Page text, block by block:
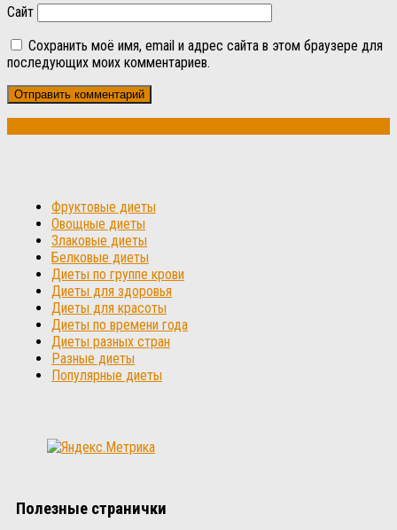
Сайт
Сохранить моё имя, email и адрес сайта в этом браузере для
последующих моих комментариев.
Фруктовые диеты
Овощные диеты
Злаковые диеты
Белковые диеты
Диеты по группе крови
Диеты для здоровья
Диеты для красоты
Диеты по времени года
Диеты разных стран
Разные диеты
Популярные диеты
Полезные странички